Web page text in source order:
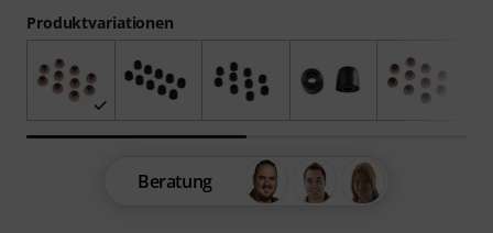
Produktvariationen
Beratung